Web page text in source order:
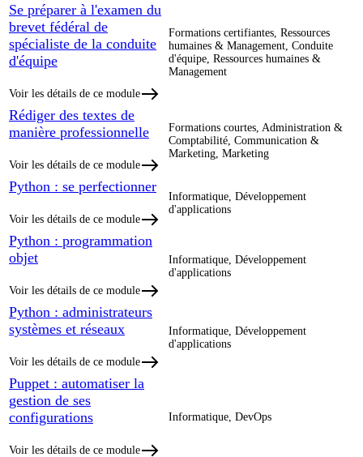
Se préparer à l'examen du
brevet fédéral de
spécialiste de la conduite
d'équipe
Voir les détails de ce module
Formations certifiantes, Ressources
humaines & Management, Conduite
d'équipe, Ressources humaines &
Management
Rédiger des textes de
manière professionnelle
Voir les détails de ce module
Formations courtes, Administration &
Comptabilité, Communication &
Marketing, Marketing
Python : se perfectionner
Voir les détails de ce module
Informatique, Développement
d'applications
Python : programmation
objet
Voir les détails de ce module
Informatique, Développement
d'applications
Python : administrateurs
systèmes et réseaux
Voir les détails de ce module
Informatique, Développement
d'applications
Puppet : automatiser la
gestion de ses
configurations
Voir les détails de ce module
Informatique, DevOps